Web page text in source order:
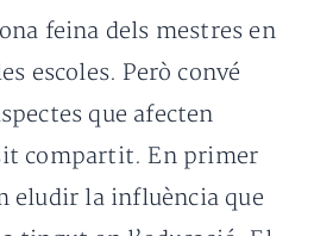
feina dels mestres en
escoles. Però convé
que afecten
compartit. En primer
eludir la influència que